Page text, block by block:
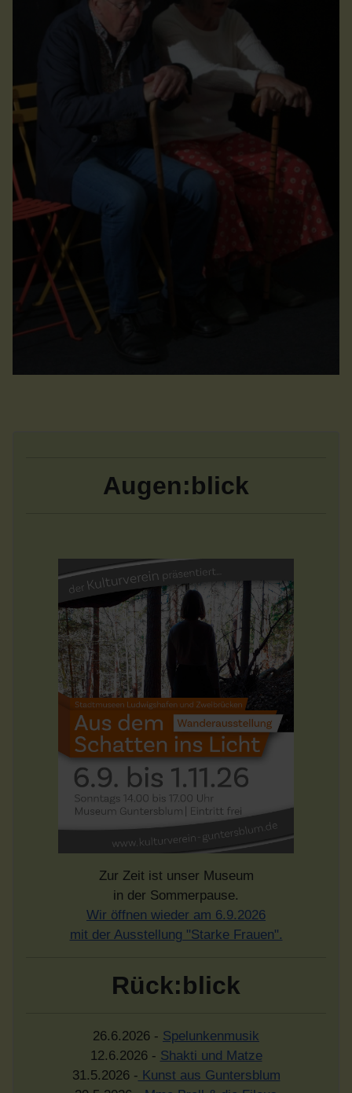
Augen:blick
Zur Zeit ist unser Museum
in der Sommerpause.
Wir öffnen wieder am 6.9.2026
mit der Ausstellung "Starke Frauen".
Rück:blick
26.6.2026 - Spelunkenmusik
12.6.2026 - Shakti und Matze
31.5.2026 - Kunst aus Guntersblum